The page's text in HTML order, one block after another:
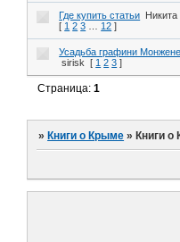
Где купить статьи
Никита
[ 1 2 3 12 ]
Усадьба графини Монжене
sirisk
[ 1 2 3 ]
Страница:1
»Книги о Крыме »Книги о